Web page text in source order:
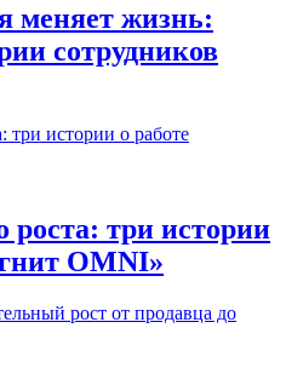
меняет жизнь:
сотрудников
роста: три истории
OMNI»